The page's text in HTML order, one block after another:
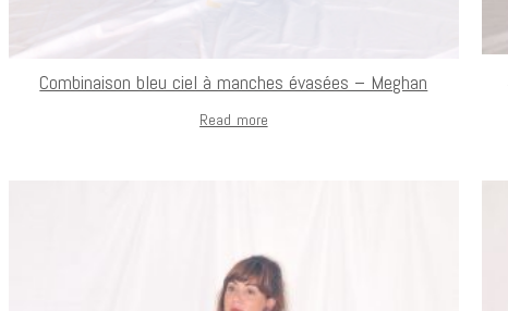
Combinaison bleu ciel à manches évasées – Meghan
Read more